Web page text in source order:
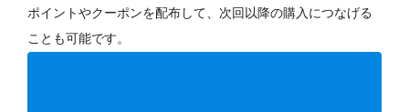
ポイントやクーポンを配布して、次回以降の購入につなげる
ことも可能です。